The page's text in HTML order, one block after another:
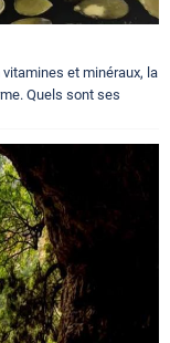
et minéraux, la
Quels sont ses